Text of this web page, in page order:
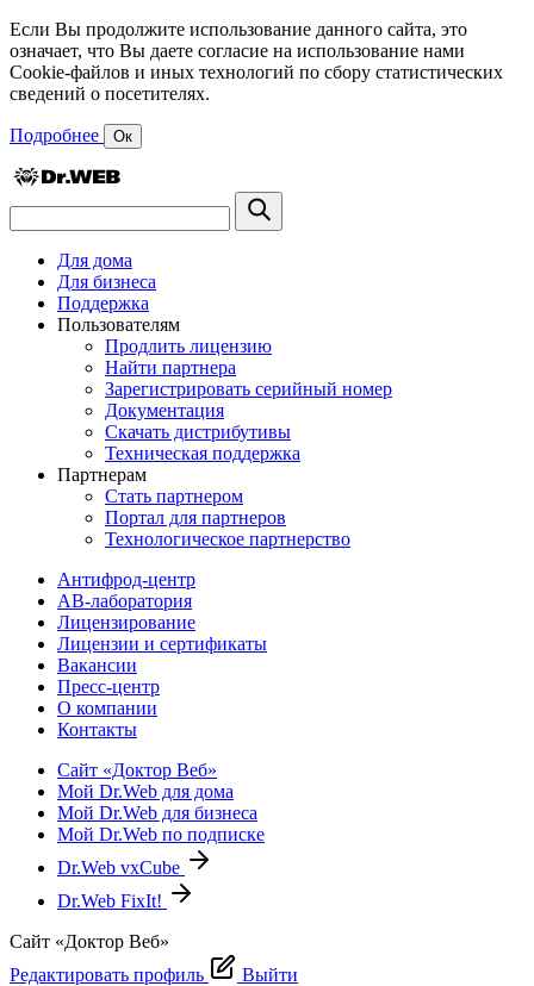
Если Вы продолжите использование данного сайта, это
означает, что Вы даете согласие на использование нами
Cookie-файлов и иных технологий по сбору статистических
сведений о посетителях.
Подробнее Ок
Для дома
Для бизнеса
Поддержка
Пользователям
Продлить лицензию
Найти партнера
Зарегистрировать серийный номер
Документация
Скачать дистрибутивы
Техническая поддержка
Партнерам
Стать партнером
Портал для партнеров
Технологическое партнерство
Антифрод-центр
АВ-лаборатория
Лицензирование
Лицензии и сертификаты
Вакансии
Пресс-центр
О компании
Контакты
Сайт «Доктор Веб»
Мой Dr.Web для дома
Мой Dr.Web для бизнеса
Мой Dr.Web по подписке
Dr.Web vxCube
Dr.Web FixIt!
Сайт «Доктор Веб»
Редактировать профиль
Выйти